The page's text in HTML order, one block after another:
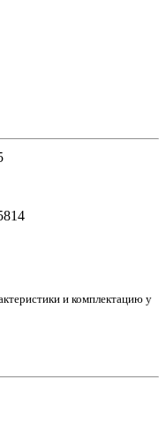
и комплектацию у